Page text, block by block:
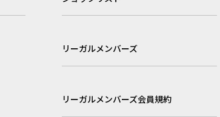
リーガルメンバーズ
リーガルメンバーズ会員規約